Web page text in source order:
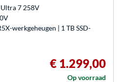
7 258V
werkgeheugen | 1 TB SSD-
€ 1.299,00
Op voorraad